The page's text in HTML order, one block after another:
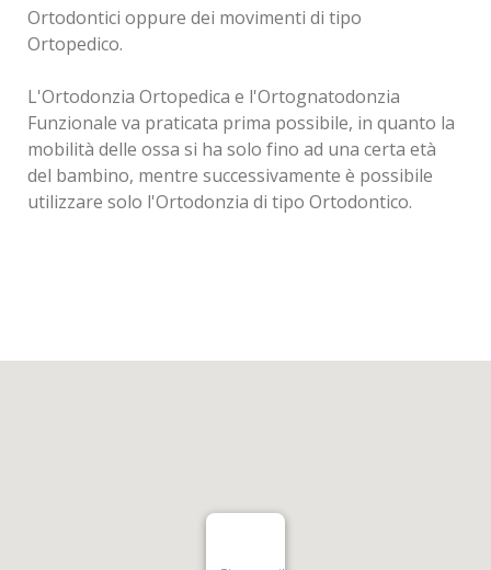
Ortodontici oppure dei movimenti di tipo
Ortopedico.
L'Ortodonzia Ortopedica e l'Ortognatodonzia
Funzionale va praticata prima possibile, in quanto la
mobilità delle ossa si ha solo fino ad una certa età
del bambino, mentre successivamente è possibile
utilizzare solo l'Ortodonzia di tipo Ortodontico.